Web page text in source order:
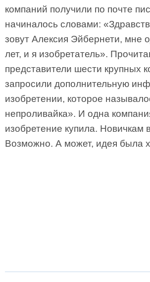
компаний получили по почте
начиналось словами:
зовут Алексия Эйбернети, мне
лет, и я изобретатель».
представители шести крупных
запросили дополнительную
изобретении, которое
непроливайка». И одна
изобретение купила. Новичкам
Возможно. А может, идея была